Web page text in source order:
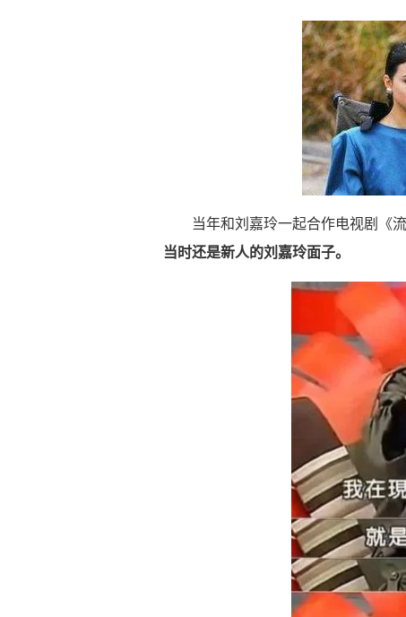
当年和刘嘉玲一起合作电视剧《
当时还是新人的刘嘉玲面子。